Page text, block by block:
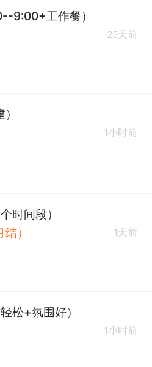
9:00+工作餐）
25天前
1小时前
时间段）
）
1天前
松+氛围好）
1小时前